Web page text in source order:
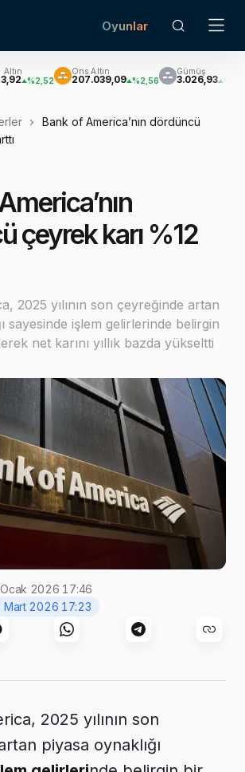
Oyunlar
Ons Altın
207.039,09 %2,56
Gümüş
3.026,93 %3,38
Bank of America’nın dördüncü
çeyrek karı %12
2025 yılının son çeyreğinde artan
sayesinde işlem gelirlerinde belirgin
net karını yıllık bazda yükseltti
2026 17:46
Mart 2026 17:23
2025 yılının son
piyasa oynaklığı